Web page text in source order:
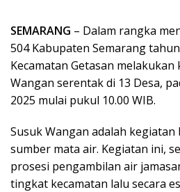
SEMARANG – Dalam rangka
504 Kabupaten Semarang
Kecamatan Getasan
Wangan serentak di 13 Desa,
2025 mulai pukul 10.00 WIB.
Susuk Wangan adalah
sumber mata air. Kegiatan ini,
prosesi pengambilan air
tingkat kecamatan lalu secara